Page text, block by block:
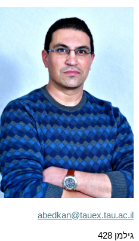
abedkan@tauex.tau.ac.il
גילמן 428